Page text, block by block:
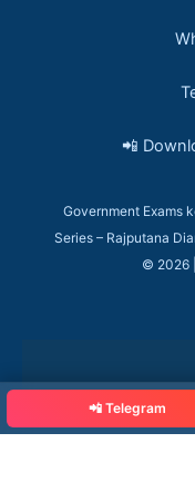
📲
Government Exams
Series – Rajputana
© 2026
📲 Telegram